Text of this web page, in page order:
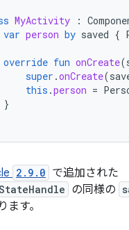
MyActivity :
var person by saved {
override fun onCreate(
super .onCreate(
this .person =
}
2.9.0 で追加された
の同様の
ます。